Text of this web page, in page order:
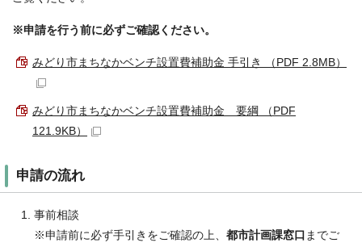
※申請を行う前に必ずご確認ください。
みどり市まちなかベンチ設置費補助金 手引き （PDF 2.8MB）
みどり市まちなかベンチ設置費補助金 要綱 （PDF
121.9KB）
申請の流れ
事前相談
※申請前に必ず手引きをご確認の上、 都市計画課窓口 までご